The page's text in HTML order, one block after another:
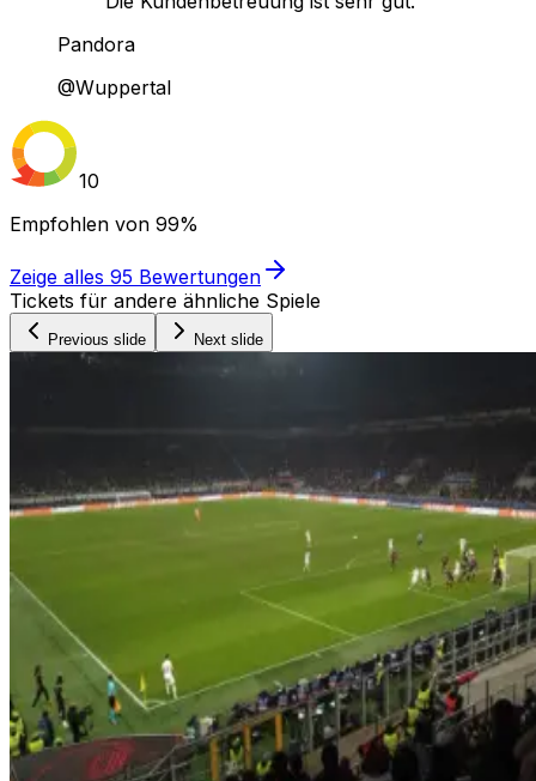
Pandora
@Wuppertal
10
Empfohlen von 99%
Zeige alles 95 Bewertungen
Tickets für andere ähnliche Spiele
Previous slide Next slide